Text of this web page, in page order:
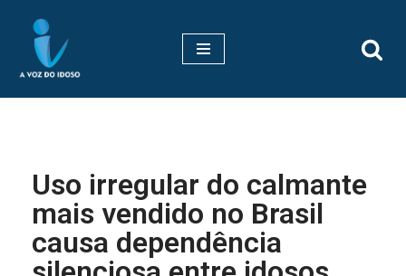
Pular
para
Uso irregular do calmante
mais vendido no Brasil
causa dependência